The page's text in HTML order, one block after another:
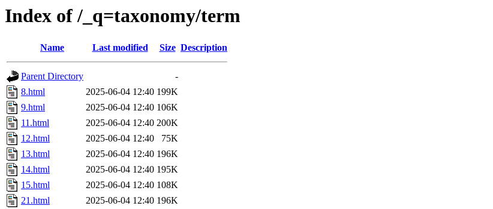
Index of /_q=taxonomy/term
Name Last modified Size Description
Parent Directory
-
8.html
2025-06-04 12:40 199K
9.html
2025-06-04 12:40 106K
11.html
2025-06-04 12:40 200K
12.html
2025-06-04 12:40
75K
13.html
2025-06-04 12:40 196K
14.html
2025-06-04 12:40 195K
15.html
2025-06-04 12:40 108K
21.html
2025-06-04 12:40 196K